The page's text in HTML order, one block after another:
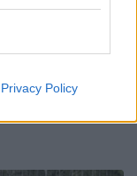
Privacy Policy